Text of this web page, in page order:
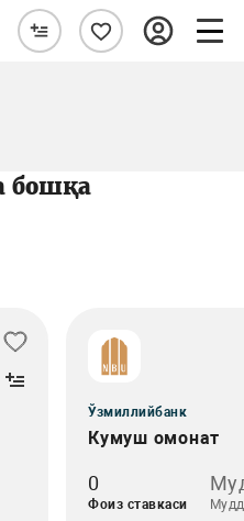
бошқа
Ўзмиллийбанк
Кумуш омонат
0
Фоиз ставкаси